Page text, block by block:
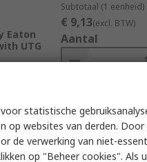
Eaton
UTG
Subtotaal (1 eenheid)
€ 9,13(excl. BTW)
Aantal
statistische
op websites van derden. Door
de verwerking van niet-
op "Beheer cookies". Als